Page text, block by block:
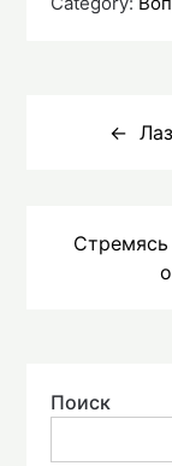
Поиск